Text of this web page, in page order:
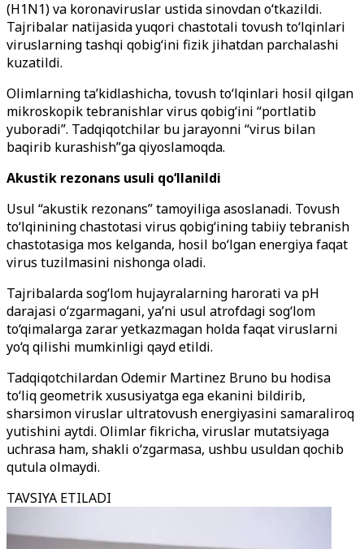
(H1N1) va koronaviruslar ustida sinovdan o‘tkazildi.
Tajribalar natijasida yuqori chastotali tovush to‘lqinlari
viruslarning tashqi qobig‘ini fizik jihatdan parchalashi
kuzatildi.
Olimlarning ta’kidlashicha, tovush to‘lqinlari hosil qilgan
mikroskopik tebranishlar virus qobig‘ini “portlatib
yuboradi”. Tadqiqotchilar bu jarayonni “virus bilan
baqirib kurashish”ga qiyoslamoqda.
Akustik rezonans usuli qo‘llanildi
Usul “akustik rezonans” tamoyiliga asoslanadi. Tovush
to‘lqinining chastotasi virus qobig‘ining tabiiy tebranish
chastotasiga mos kelganda, hosil bo‘lgan energiya faqat
virus tuzilmasini nishonga oladi.
Tajribalarda sog‘lom hujayralarning harorati va pH
darajasi o‘zgarmagani, ya’ni usul atrofdagi sog‘lom
to‘qimalarga zarar yetkazmagan holda faqat viruslarni
yo‘q qilishi mumkinligi qayd etildi.
Tadqiqotchilardan Odemir Martinez Bruno bu hodisa
to‘liq geometrik xususiyatga ega ekanini bildirib,
sharsimon viruslar ultratovush energiyasini samaraliroq
yutishini aytdi. Olimlar fikricha, viruslar mutatsiyaga
uchrasa ham, shakli o‘zgarmasa, ushbu usuldan qochib
qutula olmaydi.
TAVSIYA ETILADI